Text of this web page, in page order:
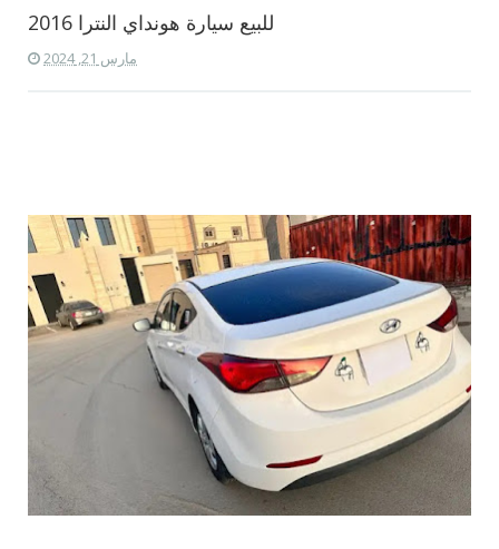
للبيع سيارة هونداي النترا 2016
مارس 21, 2024